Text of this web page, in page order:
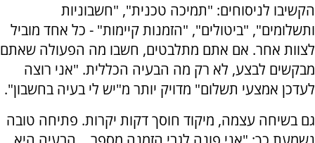
הקשיבו לניסוחים: "תמיכה טכנית", "חשבוניות
ותשלומים", "ביטולים", "הזמנות קיימות" - כל אחד מוביל
לצוות אחר. אם אתם מתלבטים, חשבו מה הפעולה שאתם
מבקשים לבצע, לא רק מה הבעיה הכללית. "אני רוצה
לעדכן אמצעי תשלום" מדויק יותר מ"יש לי בעיה בחשבון".
גם בשיחה עצמה, מיקוד חוסך דקות יקרות. פתיחה טובה